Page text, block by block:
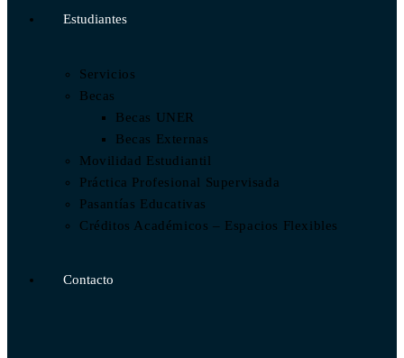
Estudiantes
Servicios
Becas
Becas UNER
Becas Externas
Movilidad Estudiantil
Práctica Profesional Supervisada
Pasantías Educativas
Créditos Académicos – Espacios Flexibles
Contacto